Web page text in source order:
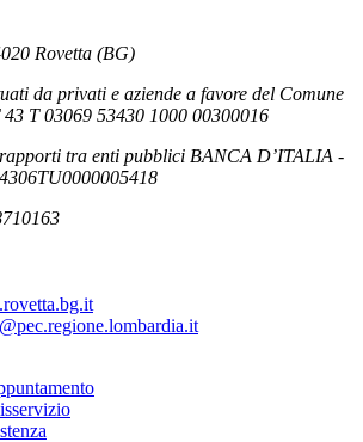
Rovetta (BG)
da privati e aziende a favore del Comune
T 03069 53430 1000 00300016
tra enti pubblici BANCA D’ITALIA -